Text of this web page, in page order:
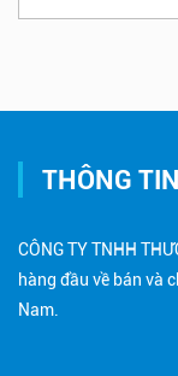
THÔNG
CÔNG TY TNHH
hàng đầu về bán và
Nam.